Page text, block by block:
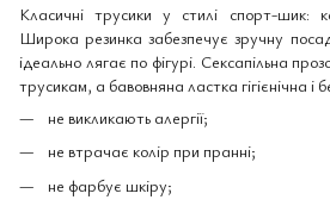
Класичні трусики у стилі спорт-шик:
Широка резинка забезпечує зручну
ідеально лягає по фігурі. Сексапільна
трусикам, а бавовняна ластка гігієнічна і
не викликають алергії;
не втрачає колір при пранні;
не фарбує шкіру;